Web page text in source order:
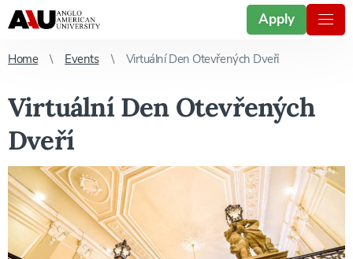
Apply
Home Events Virtuální Den Otevřených Dveří
Virtuální Den Otevřených
Dveří